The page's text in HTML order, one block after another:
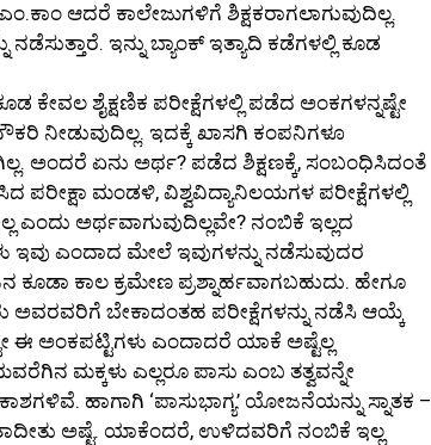
ಆದರೆ ಕಾಲೇಜುಗಳಿಗೆ ಶಿಕ್ಷಕರಾಗಲಾಗುವುದಿಲ್ಲ.
ಇನ್ನು ಬ್ಯಾಂಕ್ ಇತ್ಯಾದಿ ಕಡೆಗಳಲ್ಲಿ ಕೂಡ
ಕೇವಲ ಶೈಕ್ಷಣಿಕ ಪರೀಕ್ಷೆಗಳಲ್ಲಿ ಪಡೆದ ಅಂಕಗಳನ್ನಷ್ಟೇ
ನೀಡುವುದಿಲ್ಲ. ಇದಕ್ಕೆ ಖಾಸಗಿ ಕಂಪನಿಗಳೂ
ಅಂದರೆ ಏನು ಅರ್ಥ? ಪಡೆದ ಶಿಕ್ಷಣಕ್ಕೆ, ಸಂಬಂಧಿಸಿದಂತೆ
ಪರೀಕ್ಷಾ ಮಂಡಳಿ, ವಿಶ್ವವಿದ್ಯಾನಿಲಯಗಳ ಪರೀಕ್ಷೆಗಳಲ್ಲಿ
ಎಂದು ಅರ್ಥವಾಗುವುದಿಲ್ಲವೇ? ನಂಬಿಕೆ ಇಲ್ಲದ
ಇವು ಎಂದಾದ ಮೇಲೆ ಇವುಗಳನ್ನು ನಡೆಸುವುದರ
ಕೂಡಾ ಕಾಲ ಕ್ರಮೇಣ ಪ್ರಶ್ನಾರ್ಹವಾಗಬಹುದು. ಹೇಗೂ
ಅವರವರಿಗೆ ಬೇಕಾದಂತಹ ಪರೀಕ್ಷೆಗಳನ್ನು ನಡೆಸಿ ಆಯ್ಕೆ
ಈ ಅಂಕಪಟ್ಟಿಗಳು ಎಂದಾದರೆ ಯಾಕೆ ಅಷ್ಟೆಲ್ಲ
ಮಕ್ಕಳು ಎಲ್ಲರೂ ಪಾಸು ಎಂಬ ತತ್ವವನ್ನೇ
ಹಾಗಾಗಿ ‘ಪಾಸುಭಾಗ್ಯ’ ಯೋಜನೆಯನ್ನು ಸ್ನಾತಕ –
ಅಷ್ಟೆ. ಯಾಕೆಂದರೆ, ಉಳಿದವರಿಗೆ ನಂಬಿಕೆ ಇಲ್ಲ